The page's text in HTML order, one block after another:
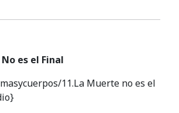
es el Final
11.La Muerte no es el